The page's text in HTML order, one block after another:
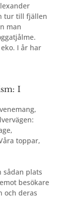
tur till fjällen
man
I år har
I
,
,
toppar,
sådan plats
besökare
och deras